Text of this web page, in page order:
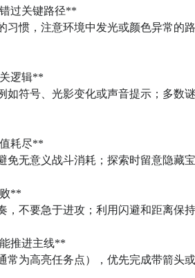
，出现一个大宝箱，一阵堆怪之后
有锁孔标记，带他去附近的门扉之王
篝火，点燃瞭望塔地图上所有塔上
未开的大门打开了，进去之后击败守
看它，然后等他转180°再检视)
地平线西之绝境死亡之门密码是什么
触发这句话之后可以在界面右下角弹出数据点提
摸板→笔记本→数据点→文本数据点-任务→坏念头→“
多少 死亡之门密码介绍
里玩家将会来到死亡之门这个地方，
绝境死亡之门密码介绍。
过关键路径**
逻辑**
耗尽**
**
推进主线**